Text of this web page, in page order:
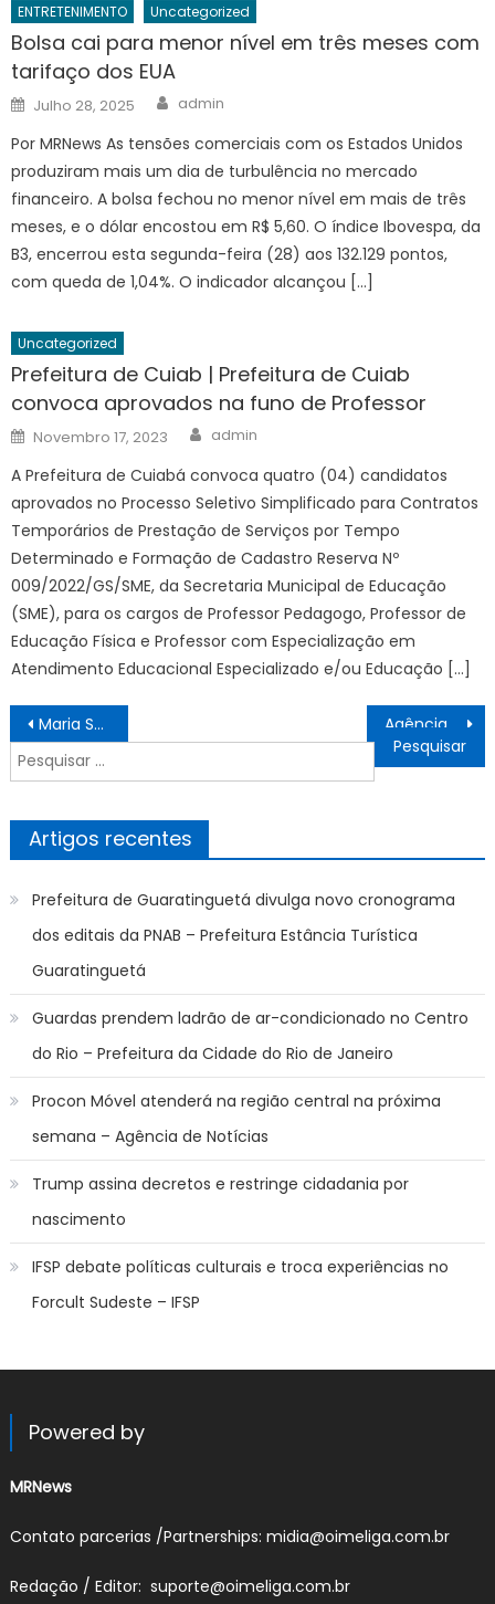
ENTRETENIMENTO Uncategorized
Bolsa cai para menor nível em três meses com
tarifaço dos EUA
Posted
on
Julho 28, 2025 Author
admin
Por MRNews As tensões comerciais com os Estados Unidos
produziram mais um dia de turbulência no mercado
financeiro. A bolsa fechou no menor nível em mais de três
meses, e o dólar encostou em R$ 5,60. O índice Ibovespa, da
B3, encerrou esta segunda-feira (28) aos 132.129 pontos,
com queda de 1,04%. O indicador alcançou […]
Uncategorized
Prefeitura de Cuiab | Prefeitura de Cuiab
convoca aprovados na funo de Professor
Posted
on
Novembro 17, 2023 Author
admin
A Prefeitura de Cuiabá convoca quatro (04) candidatos
aprovados no Processo Seletivo Simplificado para Contratos
Temporários de Prestação de Serviços por Tempo
Determinado e Formação de Cadastro Reserva Nº
009/2022/GS/SME, da Secretaria Municipal de Educação
(SME), para os cargos de Professor Pedagogo, Professor de
Educação Física e Professor com Especialização em
Atendimento Educacional Especializado e/ou Educação […]
Navegação
de
artigos
Maria Santa aparece no casamento de João Pedro e Sandra em cena de cortar o coração
Pesquisar
por:
Artigos recentes
Prefeitura de Guaratinguetá divulga novo cronograma
dos editais da PNAB – Prefeitura Estância Turística
Guaratinguetá
Guardas prendem ladrão de ar-condicionado no Centro
do Rio – Prefeitura da Cidade do Rio de Janeiro
Procon Móvel atenderá na região central na próxima
semana – Agência de Notícias
Trump assina decretos e restringe cidadania por
nascimento
IFSP debate políticas culturais e troca experiências no
Forcult Sudeste – IFSP
Powered by
MRNews
Contato parcerias /Partnerships: midia@oimeliga.com.br
Redação / Editor: suporte@oimeliga.com.br